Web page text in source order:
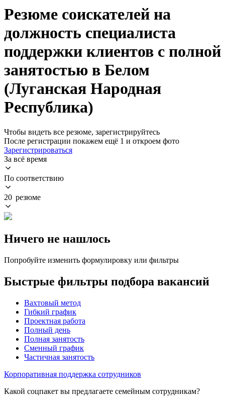
Резюме соискателей на
должность специалиста
поддержки клиентов с полной
занятостью в Белом
(Луганская Народная
Республика)
Чтобы видеть все резюме, зарегистрируйтесь
После регистрации покажем ещё 1 и откроем фото
Зарегистрироваться
За всё время
По соответствию
20 резюме
Ничего не нашлось
Попробуйте изменить формулировку или фильтры
Быстрые фильтры подбора вакансий
Вахтовый метод
Гибкий график
Проектная работа
Полный день
Полная занятость
Сменный график
Частичная занятость
Корпоративная поддержка сотрудников
Какой соцпакет вы предлагаете семейным сотрудникам?